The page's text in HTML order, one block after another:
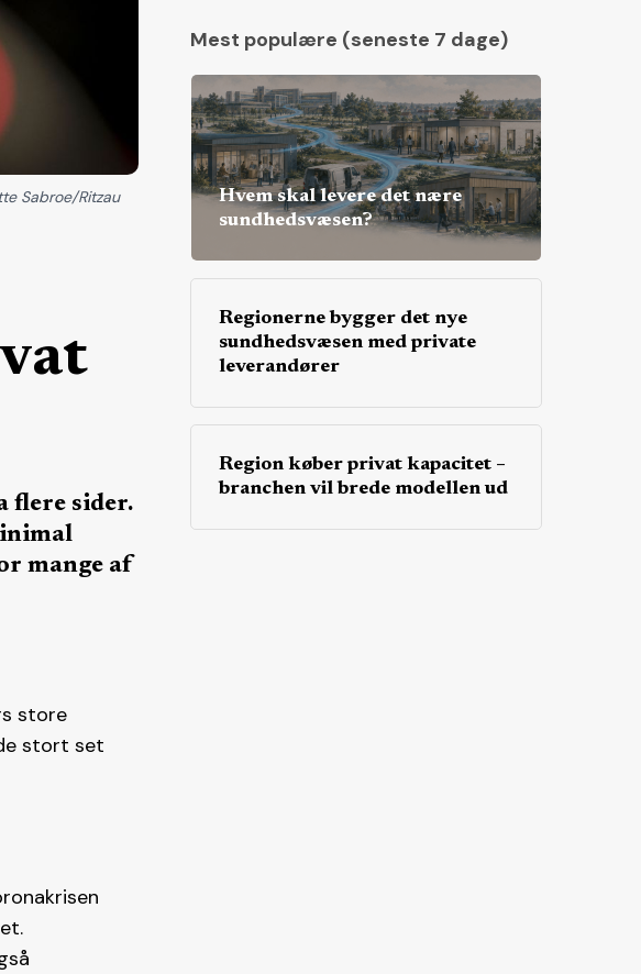
flere sider.
mange af
Sabroe/Ritzau
store
stort set
Mest populære (seneste 7 dage)
Hvem skal levere det nære
sundhedsvæsen?
Regionerne bygger det nye
sundhedsvæsen med private
leverandører
Region køber privat kapacitet –
branchen vil brede modellen ud